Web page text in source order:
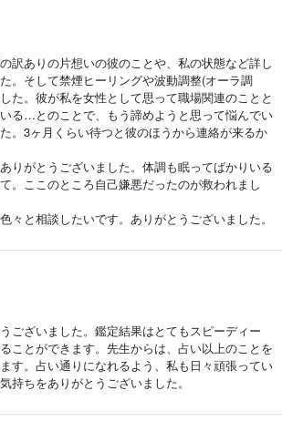
訳ありの片想いの彼のことや、私の状態など詳し
。そして禁煙ヒーリングや波動調整(オーラ調
た。彼が私を女性として思って職場関連のことと
る…とのことで、もう諦めようと思って悩んでい
。3ヶ月くらい待つと彼のほうから連絡が来るか
りがとうございました。体調も眠ってばかりいる
。ここのところ自己嫌悪だったのが救われまし
々と相談したいです。ありがとうございました。
ございました。鑑定結果はとてもスピーディー
ことができます。先生からは、占い以上のことを
す。占い通りになれるよう、私も日々頑張ってい
持ちをありがとうございました。